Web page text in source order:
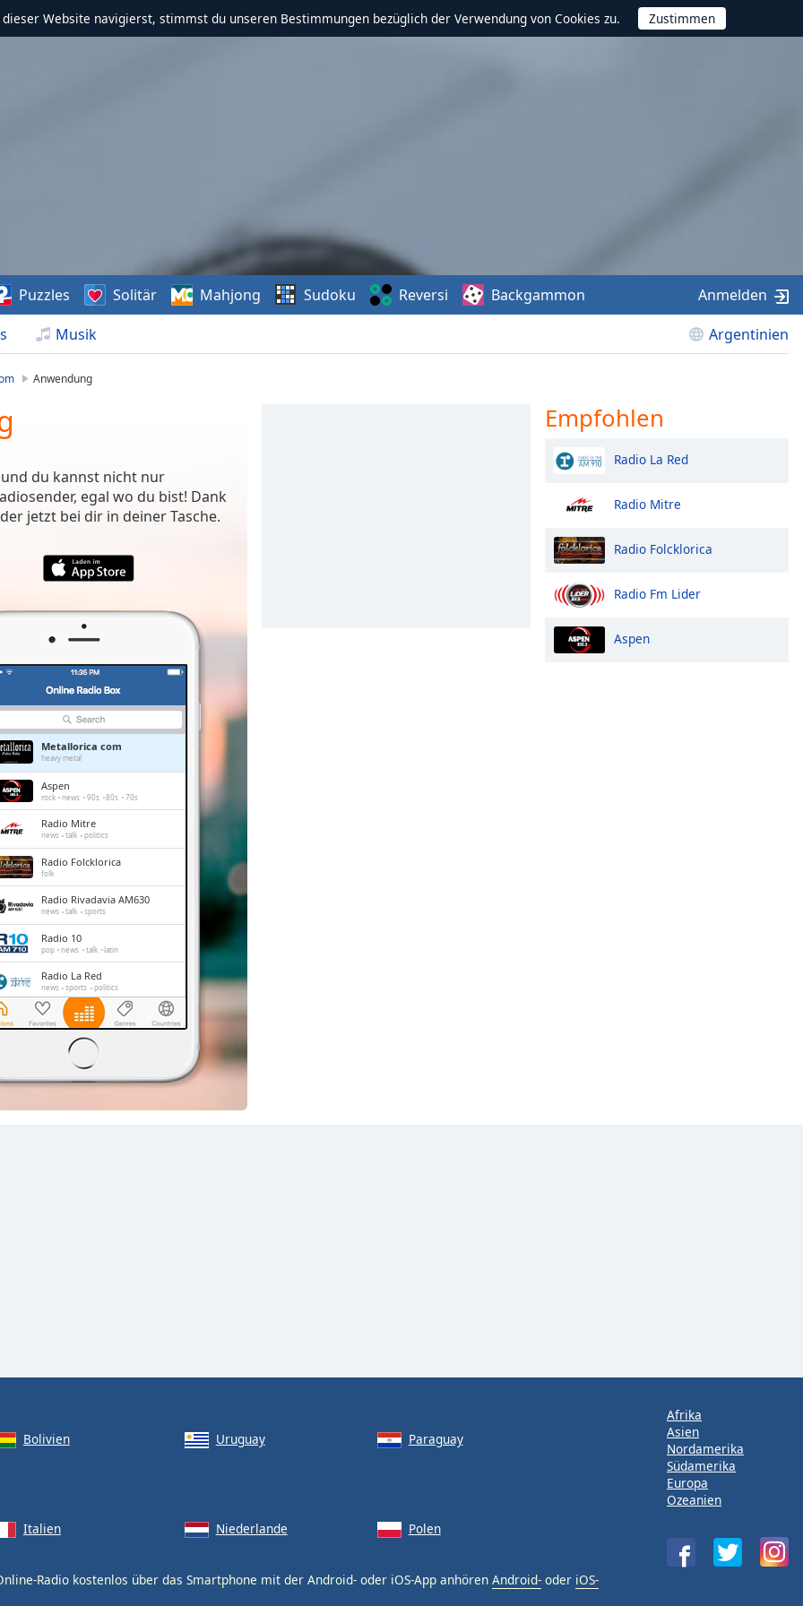
Website navigierst, stimmst du unseren Bestimmungen bezüglich der Verwendung von Cookies zu.
Musik Argentinien
Puzzles Solitär Mahjong Sudoku Reversi Backgammon Anmelden
Anwendung
du kannst nicht nur
egal wo du bist! Dank
jetzt bei dir in deiner Tasche.
Metallorica com
heavy metal
Aspen
rock news 90s 80s 70s
Radio Mitre
news talk politics
Radio Folcklorica
folk
Radio Rivadavia AM630
news talk sports
Radio 10
pop news talk latin
Radio La Red
news sports politics
Cadena 3
rock pop news talk latin
entertainment
Rock & Pop 95.9
pop hits
Empfohlen
Radio La Red
Radio Mitre
Radio Folcklorica
Radio Fm Lider
Aspen
Bolivien Uruguay
Paraguay
Italien Niederlande Polen
Radio kostenlos über das Smartphone mit der Android- oder iOS-App anhören Android- oder iOS-
Afrika
Asien
Nordamerika
Südamerika
Europa
Ozeanien